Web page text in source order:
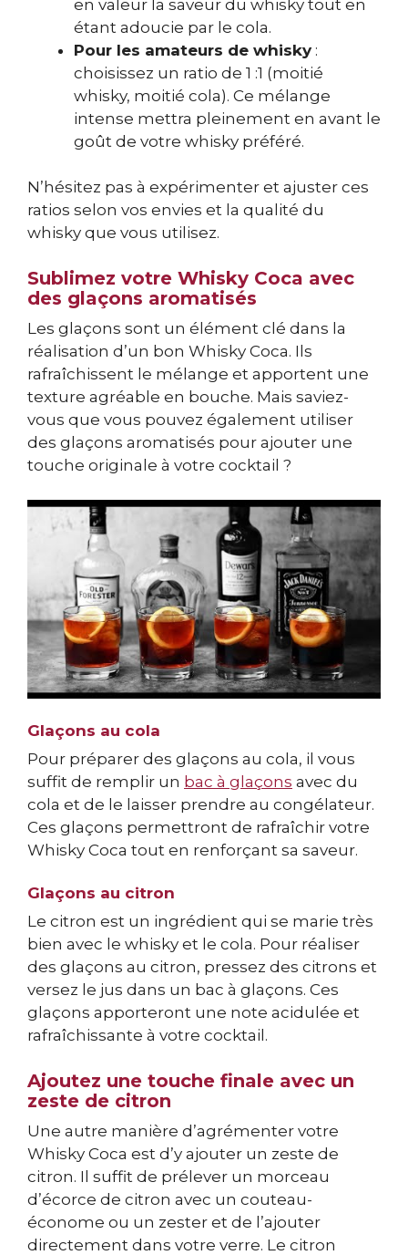
en valeur la saveur du whisky tout en
étant adoucie par le cola.
Pour les amateurs de whisky :
choisissez un ratio de 1 :1 (moitié
whisky, moitié cola). Ce mélange
intense mettra pleinement en avant le
goût de votre whisky préféré.
N’hésitez pas à expérimenter et ajuster ces
ratios selon vos envies et la qualité du
whisky que vous utilisez.
Sublimez votre Whisky Coca avec
des glaçons aromatisés
Les glaçons sont un élément clé dans la
réalisation d’un bon Whisky Coca. Ils
rafraîchissent le mélange et apportent une
texture agréable en bouche. Mais saviez-
vous que vous pouvez également utiliser
des glaçons aromatisés pour ajouter une
touche originale à votre cocktail ?
Glaçons au cola
Pour préparer des glaçons au cola, il vous
suffit de remplir un bac à glaçons avec du
cola et de le laisser prendre au congélateur.
Ces glaçons permettront de rafraîchir votre
Whisky Coca tout en renforçant sa saveur.
Glaçons au citron
Le citron est un ingrédient qui se marie très
bien avec le whisky et le cola. Pour réaliser
des glaçons au citron, pressez des citrons et
versez le jus dans un bac à glaçons. Ces
glaçons apporteront une note acidulée et
rafraîchissante à votre cocktail.
Ajoutez une touche finale avec un
zeste de citron
Une autre manière d’agrémenter votre
Whisky Coca est d’y ajouter un zeste de
citron. Il suffit de prélever un morceau
d’écorce de citron avec un couteau-
économe ou un zester et de l’ajouter
directement dans votre verre. Le citron